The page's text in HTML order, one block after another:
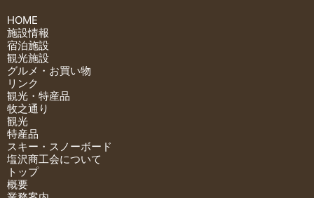
HOME
施設情報
宿泊施設
観光施設
グルメ・お買い物
リンク
観光・特産品
牧之通り
観光
特産品
スキー・スノーボード
塩沢商工会について
トップ
概要